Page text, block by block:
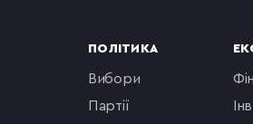
ПОЛІТИКА
вибори
партії